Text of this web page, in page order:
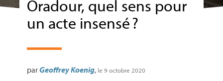
Oradour, quel sens pour
un acte insensé?
parGeoffrey Koenig, le 9 octobre 2020